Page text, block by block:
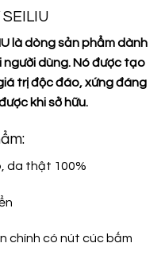
là dòng sản phẩm dành
người dùng. Nó được tạo
trị độc đáo, xứng đáng
khi sở hữu.
da thật 100%
chính có nút cúc bấm